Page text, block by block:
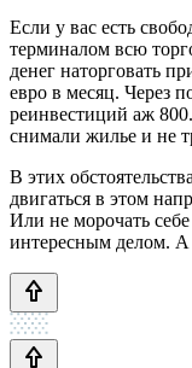
Если у вас есть
терминалом всю
денег наторговать
евро в месяц. Через
реинвестиций аж
снимали жилье и не
В этих
двигаться в этом
Или не морочать
интересным делом. А